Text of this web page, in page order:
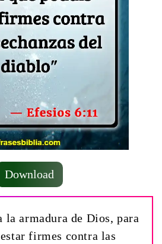
Download
la armadura de Dios, para
firmes contra las